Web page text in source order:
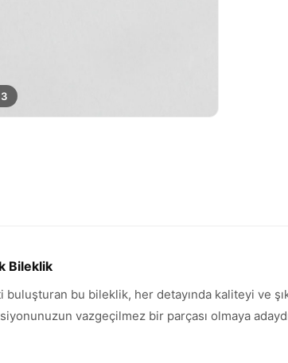
3
Bileklik
bu bileklik, her detayında kaliteyi ve
vazgeçilmez bir parçası olmaya